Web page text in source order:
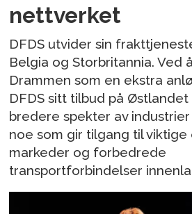
nettverket
DFDS utvider sin
Belgia og Storbritannia. Ved
Drammen som en ekstra
DFDS sitt tilbud på
bredere spekter av
noe som gir tilgang til viktige
markeder og forbedrede
transportforbindelser